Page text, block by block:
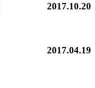
2017.10.20
2017.04.19